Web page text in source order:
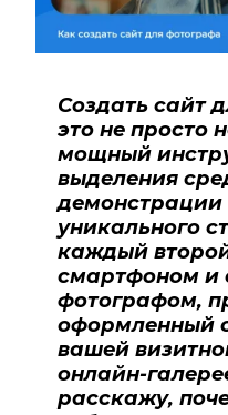
Создать сайт
это не просто
мощный
выделения
демонстрации
уникального
каждый
смартфоном и
фотографом,
оформленный
вашей
онлайн-
расскажу,